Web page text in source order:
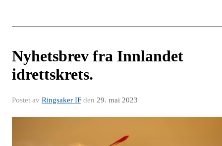
Nyhetsbrev fra Innlandet
idrettskrets.
Postet av Ringsaker IF den 29. mai 2023